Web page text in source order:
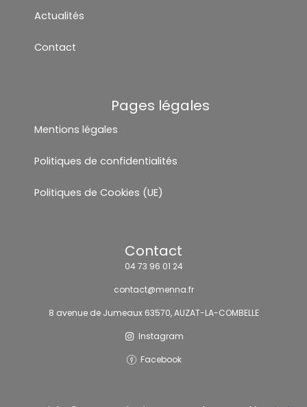
Actualités
Contact
Pages légales
Mentions légales
Politiques de confidentialités
Politiques de Cookies (UE)
Contact
04 73 96 01 24
contact@menna.fr
8 avenue de Jumeaux 63570, AUZAT-LA-COMBELLE
Instagram
Facebook